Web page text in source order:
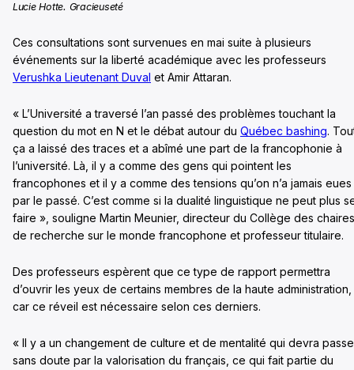
Lucie Hotte. Gracieuseté
Ces consultations sont survenues en mai suite à plusieurs
événements sur la liberté académique avec les professeurs
Verushka Lieutenant Duval et Amir Attaran.
« L’Université a traversé l’an passé des problèmes touchant la
question du mot en N et le débat autour du Québec bashing.
ça a laissé des traces et a abîmé une part de la francophonie à
l’université. Là, il y a comme des gens qui pointent les
francophones et il y a comme des tensions qu’on n’a jamais eues
par le passé. C’est comme si la dualité linguistique ne peut plus
faire », souligne Martin Meunier, directeur du Collège des chaires
de recherche sur le monde francophone et professeur titulaire.
Des professeurs espèrent que ce type de rapport permettra
d’ouvrir les yeux de certains membres de la haute administration,
car ce réveil est nécessaire selon ces derniers.
« Il y a un changement de culture et de mentalité qui devra
sans doute par la valorisation du français, ce qui fait partie du